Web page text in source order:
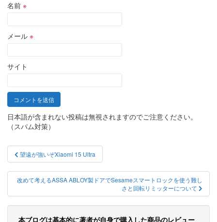
名前 ※
メール ※
サイト
日本語が含まれない投稿は無視されますのでご注意ください。
（スパム対策）
投
稿
ナ
ビ
ゲ
望遠が強いぞXiaomi 15 Ultra
改めて考えるASSA ABLOY製ドアでSesameスマートロックを使う難し
さと回転リミッターについて
本ブログは基本的に著者が自身で購入した商品のレビュー